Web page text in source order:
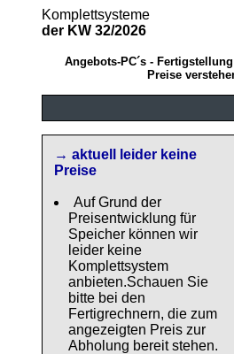
Komplettsysteme
der KW 32/2026
Angebots-PC´s -
Preise
→ aktuell leider keine
Preise
Auf Grund der
Preisentwicklung für
Speicher können wir
leider keine
Komplettsystem
anbieten.Schauen Sie
bitte bei den
Fertigrechnern, die zum
angezeigten Preis zur
Abholung bereit stehen.